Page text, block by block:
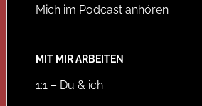
Mich im Podcast anhören
MIT MIR ARBEITEN
1:1 – Du & ich